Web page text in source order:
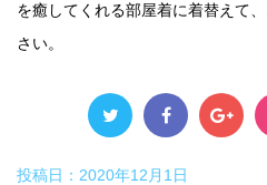
を癒してくれる部屋着に着替えて
さい。
投稿日： 2020年12月1日